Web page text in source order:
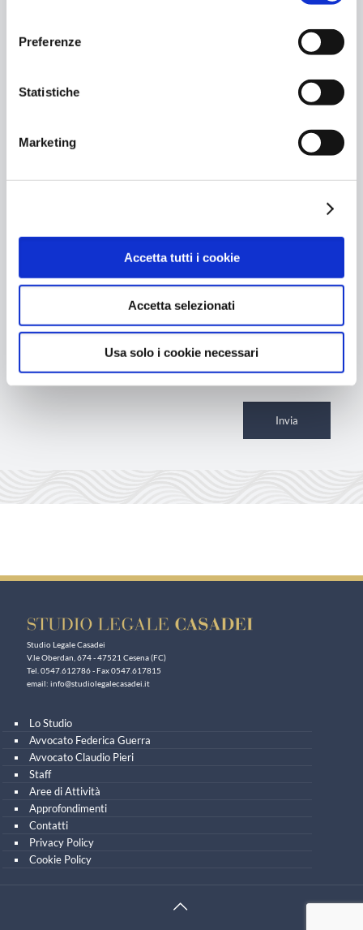
Preferenze
Statistiche
Marketing
Accetta tutti i cookie
Accetta selezionati
Usa solo i cookie necessari
fissare un appuntamento
ti invitiamo a compilare
Dichiaro di aver letto la normativa sullaPrivacy
Studio Legale Casadei
V.le Oberdan, 674 - 47521 Cesena (FC)
Tel. 0547.612786 - Fax 0547.617815
email: info@studiolegalecasadei.it
Lo Studio
Avvocato Federica Guerra
Avvocato Claudio Pieri
Staff
Aree di Attività
Approfondimenti
Contatti
Privacy Policy
Cookie Policy